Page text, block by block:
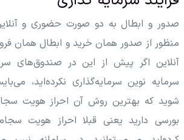
صدور و ابطال به دو صورت حضوری و
منظور از صدور همان خرید و ابطال همان
آنلاین اگر پیش از این در صندوق‌های
سرمایه نوین سرمایه‌گذاری نکرده‌اید،
شوید که بهترین روش آن احراز هویت
بورسی دارید یعنی قبلا احراز هویت